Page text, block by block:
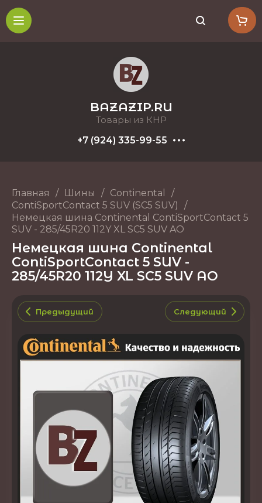
BAZAZIP.RU
Товары из КНР
+7 (924) 335-99-55
Главная / Шины / Continental
/
ContiSportContact 5 SUV (SC5 SUV)
/
Немецкая шина Continental ContiSportContact 5
SUV - 285/45R20 112Y XL SC5 SUV AO
Немецкая шина Continental
ContiSportContact 5 SUV -
285/45R20 112Y XL SC5 SUV AO
Предыдущий Следующий